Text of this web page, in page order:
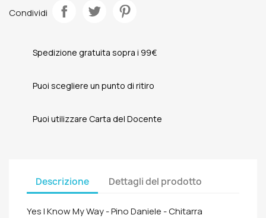
Condividi
Spedizione gratuita sopra i 99€
Puoi scegliere un punto di ritiro
Puoi utilizzare Carta del Docente
Descrizione Dettagli del prodotto
Yes I Know My Way - Pino Daniele - Chitarra